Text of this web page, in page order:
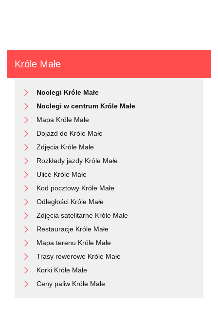
Króle Małe
Noclegi Króle Małe
Noclegi w centrum Króle Małe
Mapa Króle Małe
Dojazd do Króle Małe
Zdjęcia Króle Małe
Rozkłady jazdy Króle Małe
Ulice Króle Małe
Kod pocztowy Króle Małe
Odległości Króle Małe
Zdjęcia satelitarne Króle Małe
Restauracje Króle Małe
Mapa terenu Króle Małe
Trasy rowerowe Króle Małe
Korki Króle Małe
Ceny paliw Króle Małe